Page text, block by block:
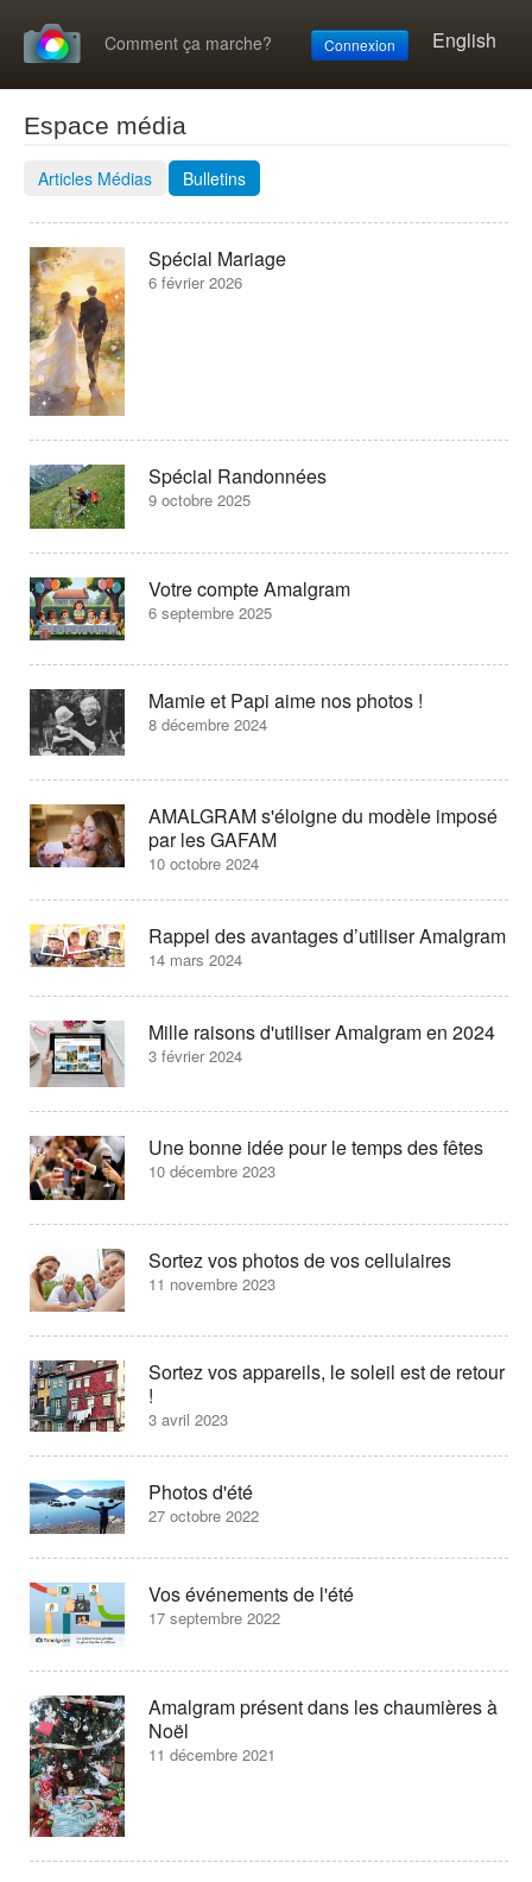
Comment ça marche? English
Connexion
Espace média
Articles Médias Bulletins
Spécial Mariage
6 février 2026
Spécial Randonnées
9 octobre 2025
Votre compte Amalgram
6 septembre 2025
Mamie et Papi aime nos photos !
8 décembre 2024
AMALGRAM s'éloigne du modèle imposé
par les GAFAM
10 octobre 2024
Rappel des avantages d’utiliser Amalgram
14 mars 2024
Mille raisons d'utiliser Amalgram en 2024
3 février 2024
Une bonne idée pour le temps des fêtes
10 décembre 2023
Sortez vos photos de vos cellulaires
11 novembre 2023
Sortez vos appareils, le soleil est de retour
!
3 avril 2023
Photos d'été
27 octobre 2022
Vos événements de l'été
17 septembre 2022
Amalgram présent dans les chaumières à
Noël
11 décembre 2021